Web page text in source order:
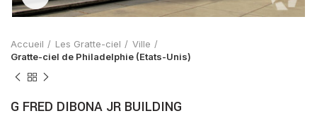
Accueil Les Gratte-ciel
Ville
Gratte-ciel de Philadelphie (Etats-Unis)
G FRED DIBONA JR BUILDING